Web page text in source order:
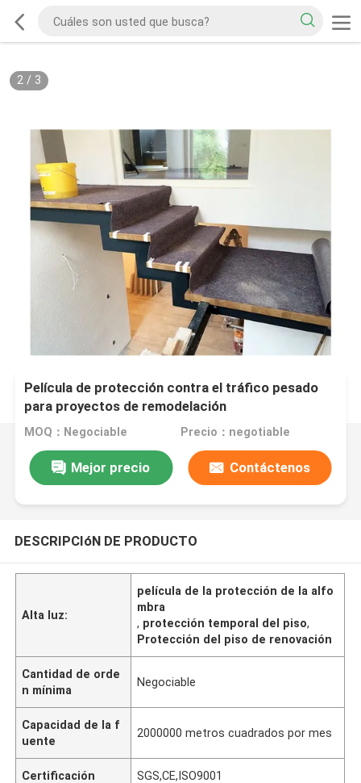
2/ 3
Película de protección contra el tráfico pesado
para proyectos de remodelación
MOQ：Negociable Precio：negotiable
Mejor precio Contáctenos
DESCRIPCIóN DE PRODUCTO
Alta luz:
película de la protección de la alfo
mbra
, protección temporal del piso,
Protección del piso de renovación
Cantidad de orde
n mínima
Negociable
Capacidad de la f
uente
2000000 metros cuadrados por mes
Certificación SGS,CE,ISO9001